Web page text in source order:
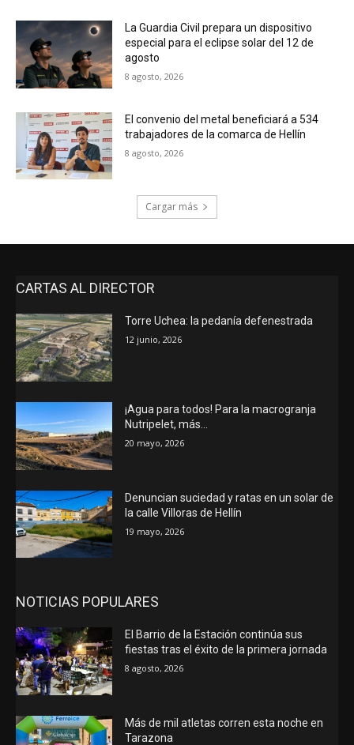
La Guardia Civil prepara un dispositivo
especial para el eclipse solar del 12 de
agosto
8 agosto, 2026
El convenio del metal beneficiará a 534
trabajadores de la comarca de Hellín
8 agosto, 2026
Cargar más
CARTAS AL DIRECTOR
Torre Uchea: la pedanía defenestrada
12 junio, 2026
¡Agua para todos! Para la macrogranja
Nutripelet, más…
20 mayo, 2026
Denuncian suciedad y ratas en un solar de
la calle Villoras de Hellín
19 mayo, 2026
NOTICIAS POPULARES
El Barrio de la Estación continúa sus
fiestas tras el éxito de la primera jornada
8 agosto, 2026
Más de mil atletas corren esta noche en
Tarazona